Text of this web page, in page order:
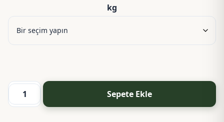
-
450,00 ₺
kg
TT
Sepete Ekle